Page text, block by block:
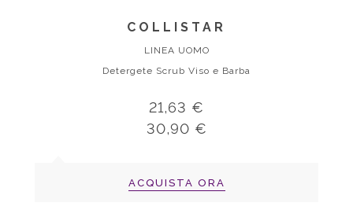
COLLISTAR
LINEA UOMO
Detergete Scrub Viso e Barba
21,63 €
30,90 €
ACQUISTA ORA